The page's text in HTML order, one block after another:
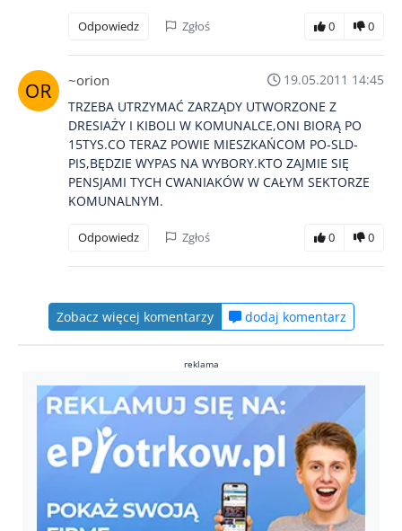
Odpowiedz Zgłoś 0 0
~orion
19.05.2011 14:45
TRZEBA UTRZYMAĆ ZARZĄDY UTWORZONE Z
DRESIAŻY I KIBOLI W KOMUNALCE,ONI BIORĄ PO
15TYS.CO TERAZ POWIE MIESZKAŃCOM PO-SLD-
PIS,BĘDZIE WYPAS NA WYBORY.KTO ZAJMIE SIĘ
PENSJAMI TYCH CWANIAKÓW W CAŁYM SEKTORZE
KOMUNALNYM.
Odpowiedz Zgłoś 0 0
Zobacz więcej komentarzy dodaj komentarz
reklama